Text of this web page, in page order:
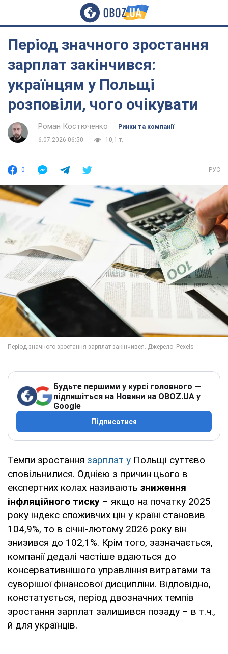
Період значного зростання
зарплат закінчився:
українцям у Польщі
розповіли, чого очікувати
Роман Костюченко
Ринки та компанії
6.07.2026 06:50
10,1 т.
0 РУС
Будьте першими у курсі головного —
підпишіться на Новини на OBOZ.UA у
Google
Підписатися
Темпи зростання зарплат у Польщі суттєво
сповільнилися. Однією з причин цього в
експертних колах називають зниження
інфляційного тиску – якщо на початку 2025
року індекс споживчих цін у країні становив
104,9%, то в січні-лютому 2026 року він
знизився до 102,1%. Крім того, зазначається,
компанії дедалі частіше вдаються до
консервативнішого управління витратами та
суворішої фінансової дисципліни. Відповідно,
констатується, період двозначних темпів
зростання зарплат залишився позаду – в т.ч.,
й для українців.